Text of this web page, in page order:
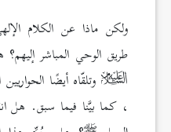
ولكن ماذا عن الكلام
طريق الوحي المباشر
وتلقّاه أيضًا
، كما بيَّنا فيما سبق. هل